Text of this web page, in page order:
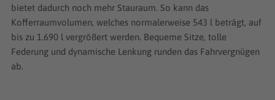
bietet dadurch noch mehr Stauraum. So kann das
Kofferraumvolumen, welches normalerweise 543 l beträgt, auf
bis zu 1.690 l vergrößert werden. Bequeme Sitze, tolle
Federung und dynamische Lenkung runden das Fahrvergnügen
ab.